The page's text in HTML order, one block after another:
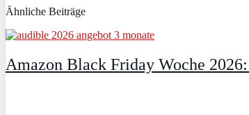
Ähnliche Beiträge
Amazon Black Friday Woche